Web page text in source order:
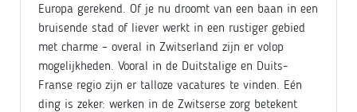
Europa gerekend. Of je nu droomt van een baan in een
bruisende stad of liever werkt in een rustiger gebied
met charme – overal in Zwitserland zijn er volop
mogelijkheden. Vooral in de Duitstalige en Duits-
Franse regio zijn er talloze vacatures te vinden. Eén
ding is zeker: werken in de Zwitserse zorg betekent